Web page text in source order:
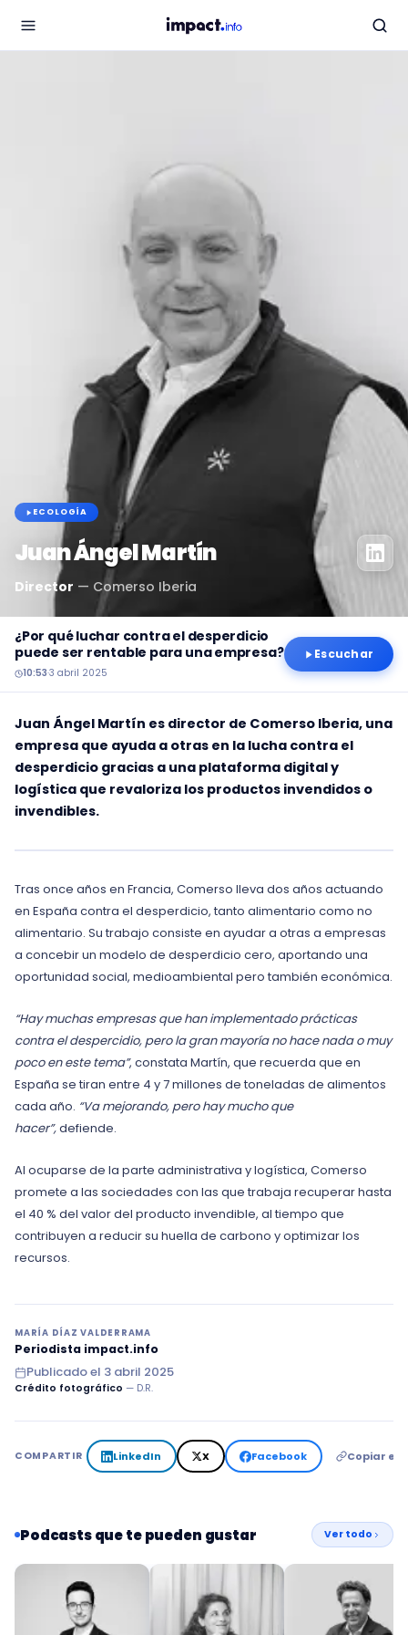
ECOLOGÍA
Juan Ángel Martín
Director — Comerso Iberia
¿Por qué luchar contra el desperdicio
puede ser rentable para una empresa?
10:53·3 abril 2025
Escuchar
Juan Ángel Martín es director de Comerso Iberia, una
empresa que ayuda a otras en la lucha contra el
desperdicio gracias a una plataforma digital y
logística que revaloriza los productos invendidos o
invendibles.
Tras once años en Francia, Comerso lleva dos años actuando
en España contra el desperdicio, tanto alimentario como no
alimentario. Su trabajo consiste en ayudar a otras a empresas
a concebir un modelo de desperdicio cero, aportando una
oportunidad social, medioambiental pero también económica.
“Hay muchas empresas que han implementado prácticas
contra el despercidio, pero la gran mayoría no hace nada o muy
poco en este tema”, constata Martín, que recuerda que en
España se tiran entre 4 y 7 millones de toneladas de alimentos
cada año. “Va mejorando, pero hay mucho que
hacer”,defiende.
Al ocuparse de la parte administrativa y logística, Comerso
promete a las sociedades con las que trabaja recuperar hasta
el 40 % del valor del producto invendible, al tiempo que
contribuyen a reducir su huella de carbono y optimizar los
recursos.
MARÍA DÍAZ VALDERRAMA
Periodista impact.info
Publicado el 3 abril 2025
Crédito fotográfico — D.R.
COMPARTIR LinkedIn X Facebook Copiar
Podcasts que te pueden gustar Ver todo